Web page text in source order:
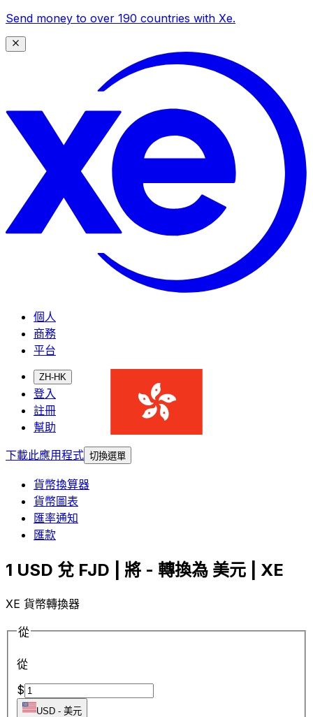
Send money to over 190 countries with Xe.
個人
商務
平台
ZH-HK
登入
註冊
幫助
下載此應用程式 切換選單
貨幣換算器
貨幣圖表
匯率通知
匯款
1 USD 兌 FJD | 將 - 轉換為 美元 | XE
XE 貨幣轉換器
從
從
$
USD - 美元